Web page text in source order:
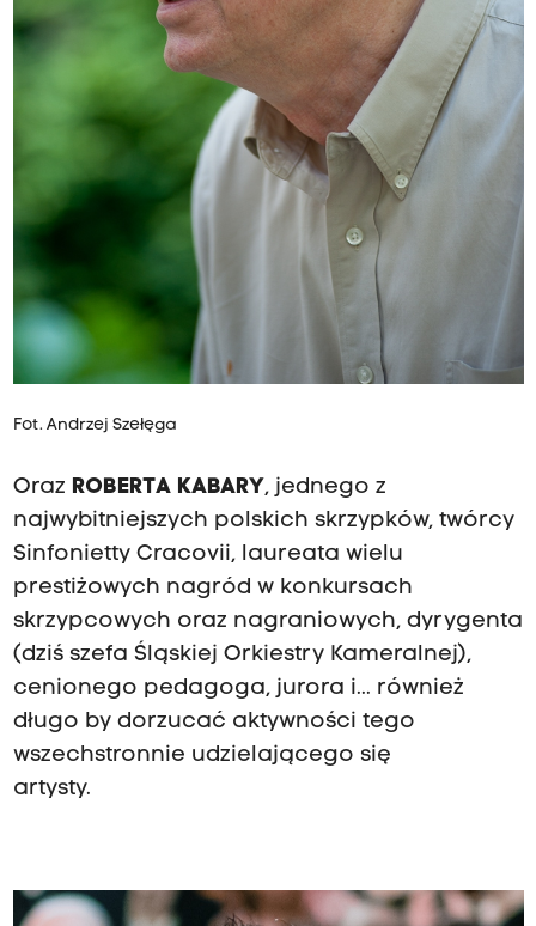
Fot. Andrzej Szełęga
Oraz ROBERTA KABARY, jednego z
najwybitniejszych polskich skrzypków, twórcy
Sinfonietty Cracovii, laureata wielu
prestiżowych nagród w konkursach
skrzypcowych oraz nagraniowych, dyrygenta
(dziś szefa Śląskiej Orkiestry Kameralnej),
cenionego pedagoga, jurora i... również
długo by dorzucać aktywności tego
wszechstronnie udzielającego się
artysty.